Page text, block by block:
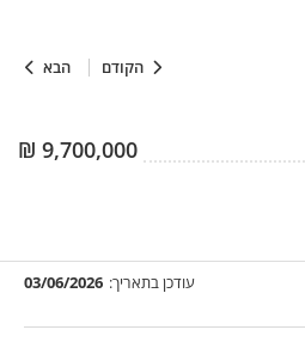
הקודם הבא
9,700,000
₪
עודכן בתאריך: 03/06/2026